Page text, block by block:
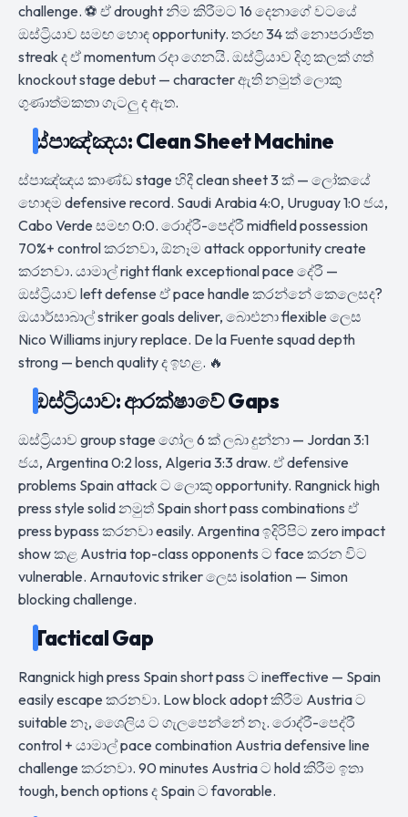
challenge. ⚽ ඒ drought නිම කිරීමට 16 දෙනාගේ වටයේ
ඔස්ට්‍රියාව සමඟ හොඳ opportunity. තරඟ 34 ක් නොපරාජිත
streak ද ඒ momentum රදා ගෙනයි. ඔස්ට්‍රියාව දිගු කලක් ගත්
knockout stage debut — character ඇති නමුත් ලොකු
ගුණාත්මකතා ගැටලු ද ඇත.
ස්පාඤ්ඤය: Clean Sheet Machine
ස්පාඤ්ඤය කාණ්ඩ stage හිදී clean sheet 3 ක් — ලෝකයේ
හොඳම defensive record. Saudi Arabia 4:0, Uruguay 1:0 ජය,
Cabo Verde සමඟ 0:0. රොද්රී-පෙද්රී midfield possession
70%+ control කරනවා, ඕනෑම attack opportunity create
කරනවා. යාමාල් right flank exceptional pace දේරී —
ඔස්ට්‍රියාව left defense ඒ pace handle කරන්නේ කෙලෙසද?
ඔයාර්සාබාල් striker goals deliver, බාෙඑනා flexible ලෙස
Nico Williams injury replace. De la Fuente squad depth
strong — bench quality ද ඉහළ. 🔥
ඔස්ට්‍රියාව: ආරක්ෂාවේ Gaps
ඔස්ට්‍රියාව group stage ගෝල 6 ක් ලබා දුන්නා — Jordan 3:1
ජය, Argentina 0:2 loss, Algeria 3:3 draw. ඒ defensive
problems Spain attack ට ලොකු opportunity. Rangnick high
press style solid නමුත් Spain short pass combinations ඒ
press bypass කරනවා easily. Argentina ඉදිරිපිට zero impact
show කළ Austria top-class opponents ට face කරන විට
vulnerable. Arnautovic striker ලෙස isolation — Simon
blocking challenge.
Tactical Gap
Rangnick high press Spain short pass ට ineffective — Spain
easily escape කරනවා. Low block adopt කිරීම Austria ට
suitable නෑ, ශෛලිය ට ගැලපෙන්නේ නෑ. රොද්රී-පෙද්රී
control + යාමාල් pace combination Austria defensive line
challenge කරනවා. 90 minutes Austria ට hold කිරීම ඉතා
tough, bench options ද Spain ට favorable.